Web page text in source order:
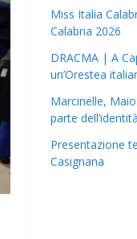
Miss Italia
Calabria 2026
DRACMA | A
un’Orestea
Marcinelle,
parte
Presentazione
Casignana